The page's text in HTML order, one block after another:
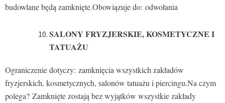
budowlane będą zamknięte.Obowiązuje do: odwołania
SALONY FRYZJERSKIE, KOSMETYCZNE I
TATUAŻU
Ograniczenie dotyczy: zamknięcia wszystkich zakładów
fryzjerskich, kosmetycznych, salonów tatuażu i piercingu.Na czym
polega? Zamknięte zostają bez wyjątków wszystkie zakłady